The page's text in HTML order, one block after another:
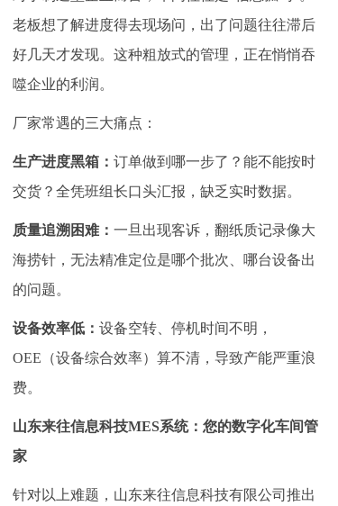
老板想了解进度得去现场问，出了问题往往滞后
好几天才发现。这种粗放式的管理，正在悄悄吞
噬企业的利润。
厂家常遇的三大痛点：
生产进度黑箱： 订单做到哪一步了？能不能按时
交货？全凭班组长口头汇报，缺乏实时数据。
质量追溯困难： 一旦出现客诉，翻纸质记录像大
海捞针，无法精准定位是哪个批次、哪台设备出
的问题。
设备效率低： 设备空转、停机时间不明，
OEE（设备综合效率）算不清，导致产能严重浪
费。
山东来往信息科技MES系统：您的数字化车间管
家
针对以上难题，山东来往信息科技有限公司推出